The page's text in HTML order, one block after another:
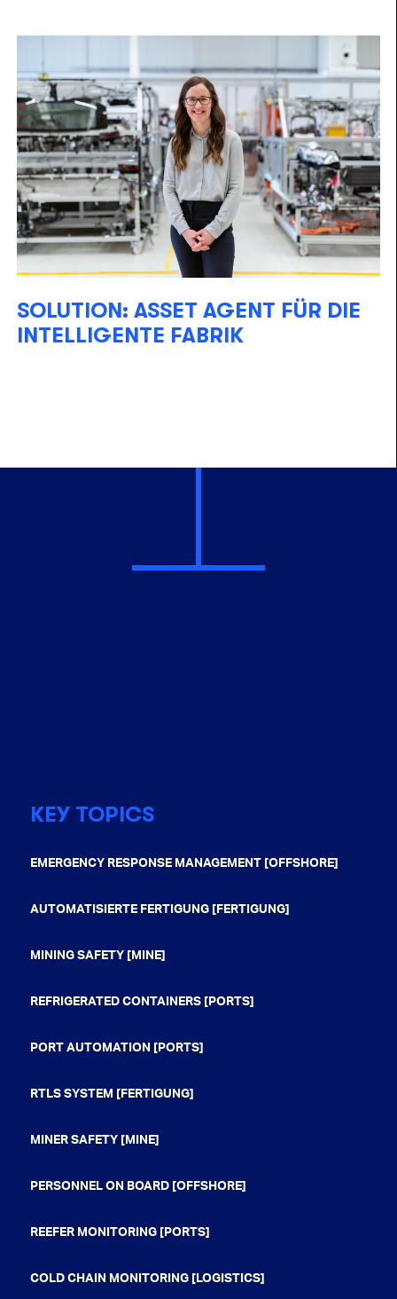
SOLUTION: ASSET AGENT FÜR DIE
INTELLIGENTE FABRIK
KEY TOPICS
EMERGENCY RESPONSE MANAGEMENT [OFFSHORE]
AUTOMATISIERTE FERTIGUNG [FERTIGUNG]
MINING SAFETY [MINE]
REFRIGERATED CONTAINERS [PORTS]
PORT AUTOMATION [PORTS]
RTLS SYSTEM [FERTIGUNG]
MINER SAFETY [MINE]
PERSONNEL ON BOARD [OFFSHORE]
REEFER MONITORING [PORTS]
COLD CHAIN MONITORING [LOGISTICS]